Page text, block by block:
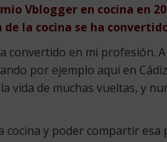
Vblogger en cocina en
la cocina se ha
convertido en mi profesión.
por ejemplo aquí en
vida de muchas vueltas, y
cocina y poder compartir